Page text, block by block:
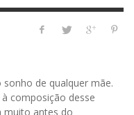
de qualquer mãe.
composição desse
muito antes do